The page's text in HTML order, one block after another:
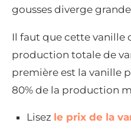
gousses diverge
Il faut que cette vanille
production totale de
première est la vanille
80% de la production
Lisez le prix de la